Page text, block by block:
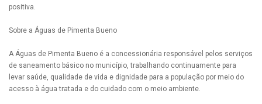
positiva.
Sobre a Águas de Pimenta Bueno
A Águas de Pimenta Bueno é a concessionária responsável pelos serviços
de saneamento básico no município, trabalhando continuamente para
levar saúde, qualidade de vida e dignidade para a população por meio do
acesso à água tratada e do cuidado com o meio ambiente.